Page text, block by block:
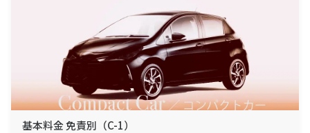
基本料金 免責別（C-1）